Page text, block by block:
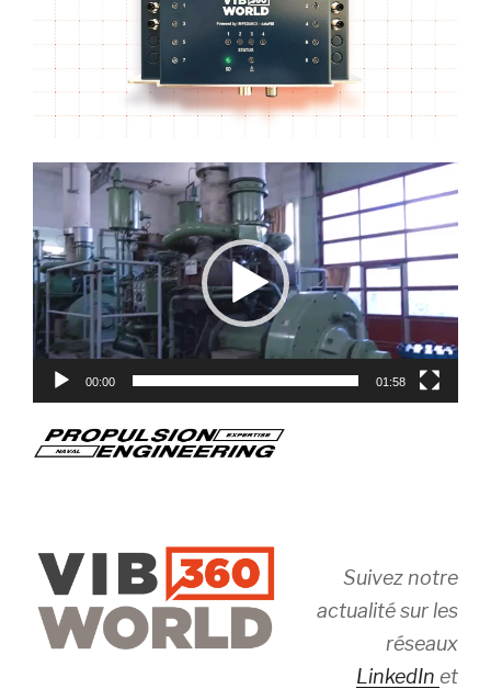
Lecteur
00:00 01:58
Suivez notre
actualité sur les
réseaux
LinkedIn et